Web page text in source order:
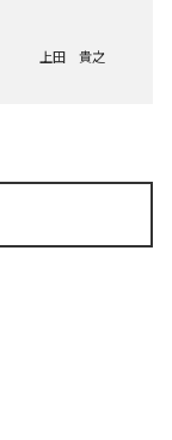
上田 貴之